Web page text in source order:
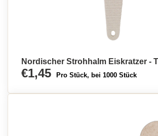
Nordischer Strohhalm Eiskratzer -
€1,45 Pro Stück, bei 1000 Stück